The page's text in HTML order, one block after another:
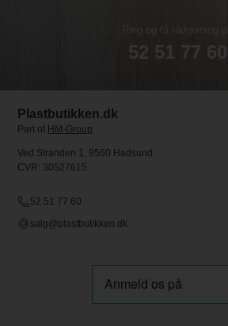
Ring og få rådgivning på
52 51 77 60
Plastbutikken.dk
Part of HM-Group
Ved Stranden 1, 9560 Hadsund
CVR: 30527615
52 51 77 60
salg@plastbutikken.dk